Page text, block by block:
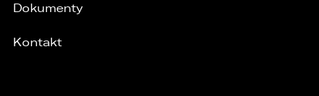
Dokumenty
Kontakt